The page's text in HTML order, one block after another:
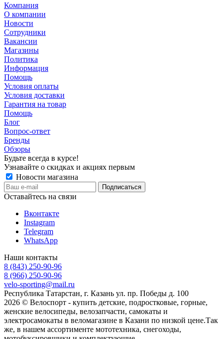
Компания
О компании
Новости
Сотрудники
Вакансии
Магазины
Политика
Информация
Помощь
Условия оплаты
Условия доставки
Гарантия на товар
Помощь
Блог
Вопрос-ответ
Бренды
Обзоры
Будьте всегда в курсе!
Узнавайте о скидках и акциях первым
Новости магазина
Оставайтесь на связи
Вконтакте
Instagram
Telegram
WhatsApp
Наши контакты
8 (843) 250-90-96
8 (966) 250-90-96
velo-sporting@mail.ru
Республика Татарстан, г. Казань ул. пр. Победы д. 100
2026 © Велоспорт - купить детские, подростковые, горные,
женские велосипеды, велозапчасти, самокаты и
электросамокаты в веломагазине в Казани по низкой цене.Так
же, в нашем ассортименте мототехника, снегоходы,